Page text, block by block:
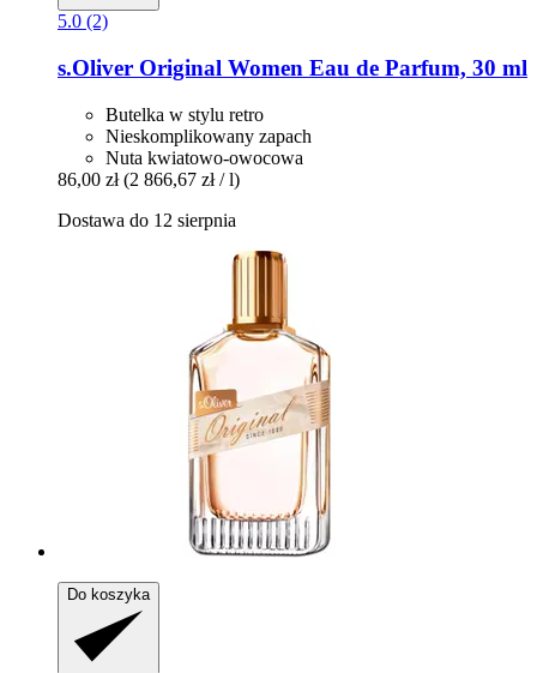
5.0 (2)
s.Oliver Original Women Eau de Parfum, 30 ml
Butelka w stylu retro
Nieskomplikowany zapach
Nuta kwiatowo-owocowa
86,00 zł (2 866,67 zł / l)
Dostawa do 12 sierpnia
Do koszyka